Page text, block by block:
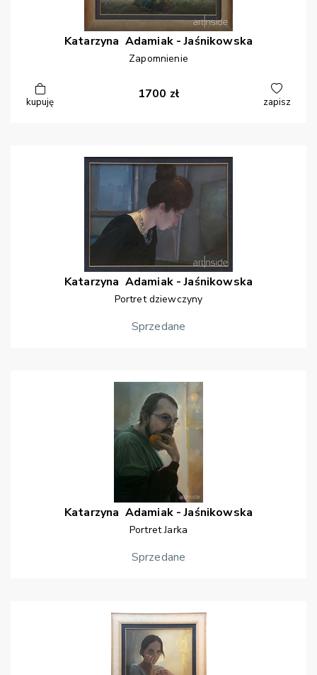
Katarzyna Adamiak - Jaśnikowska
Zapomnienie
kupuję
1700 zł
zapisz
Katarzyna Adamiak - Jaśnikowska
Portret dziewczyny
Sprzedane
Katarzyna Adamiak - Jaśnikowska
Portret Jarka
Sprzedane